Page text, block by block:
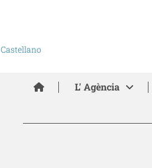
Castellano
Inici L' Agència